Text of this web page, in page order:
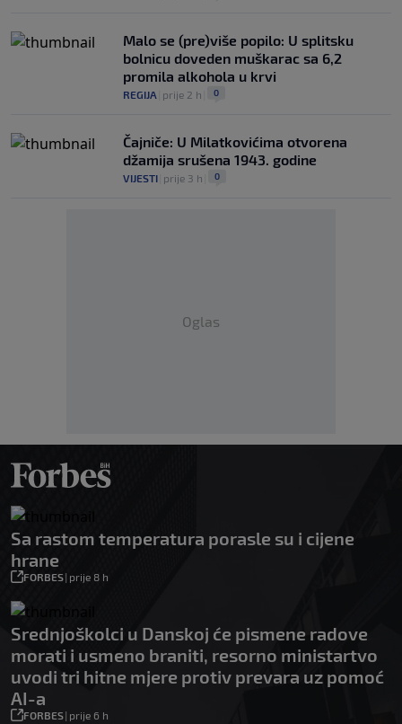
Malo se (pre)više popilo: U splitsku
bolnicu doveden muškarac sa 6,2
promila alkohola u krvi
REGIJA prije 2 h 0
Čajniče: U Milatkovićima otvorena
džamija srušena 1943. godine
VIJESTI prije 3 h 0
Oglas
Sa rastom temperatura porasle su i cijene
hrane
FORBES| prije 8 h
Srednjoškolci u Danskoj će pismene radove
morati i usmeno braniti, resorno ministartvo
uvodi tri hitne mjere protiv prevara uz pomoć
AI-a
FORBES| prije 6 h